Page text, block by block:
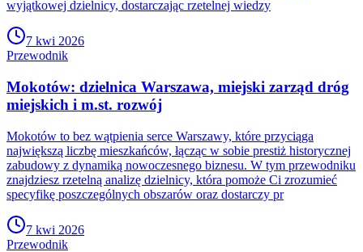
wyjątkowej dzielnicy, dostarczając rzetelnej wiedzy
7 kwi 2026
Przewodnik
Mokotów: dzielnica Warszawa, miejski zarząd dróg
miejskich i m.st. rozwój
Mokotów to bez wątpienia serce Warszawy, które przyciąga
największą liczbę mieszkańców, łącząc w sobie prestiż historycznej
zabudowy z dynamiką nowoczesnego biznesu. W tym przewodniku
znajdziesz rzetelną analizę dzielnicy, która pomoże Ci zrozumieć
specyfikę poszczególnych obszarów oraz dostarczy pr
7 kwi 2026
Przewodnik